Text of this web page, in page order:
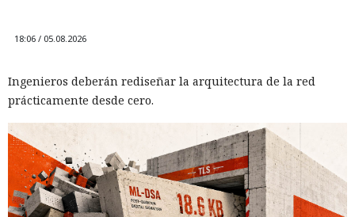
18:06 / 05.08.2026
Ingenieros deberán rediseñar la arquitectura de la red
prácticamente desde cero.